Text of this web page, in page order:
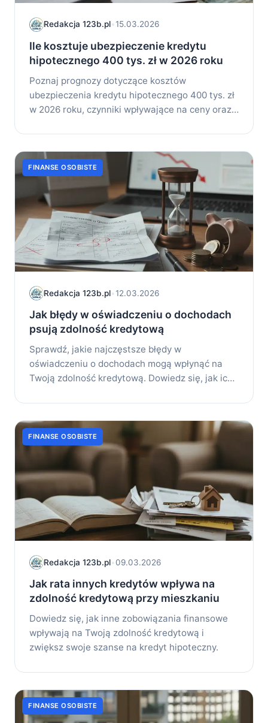
Redakcja 123b.pl•15.03.2026
Ile kosztuje ubezpieczenie kredytu
hipotecznego 400 tys. zł w 2026 roku
Poznaj prognozy dotyczące kosztów
ubezpieczenia kredytu hipotecznego 400 tys. zł
w 2026 roku, czynniki wpływające na ceny oraz
FINANSE OSOBISTE
Redakcja 123b.pl•12.03.2026
Jak błędy w oświadczeniu o dochodach
psują zdolność kredytową
Sprawdź, jakie najczęstsze błędy w
oświadczeniu o dochodach mogą wpłynąć na
Twoją zdolność kredytową. Dowiedz się, jak ich
FINANSE OSOBISTE
Redakcja 123b.pl•09.03.2026
Jak rata innych kredytów wpływa na
zdolność kredytową przy mieszkaniu
Dowiedz się, jak inne zobowiązania finansowe
wpływają na Twoją zdolność kredytową i
zwiększ swoje szanse na kredyt hipoteczny.
FINANSE OSOBISTE